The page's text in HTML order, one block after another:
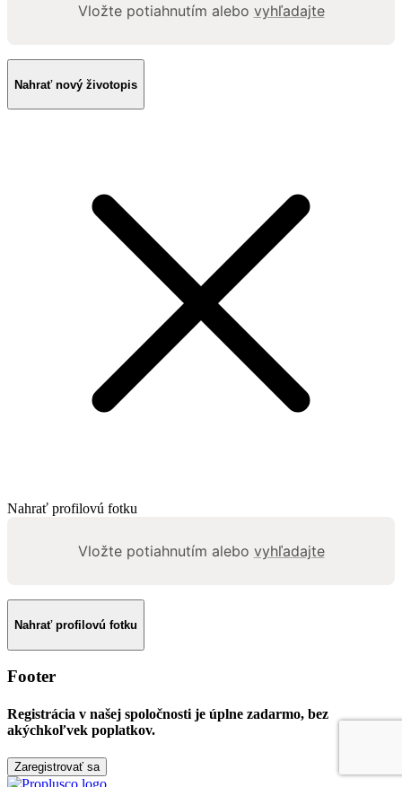
Vložte potiahnutím alebo vyhľadajte
Nahrať nový životopis
Nahrať profilovú fotku
Vložte potiahnutím alebo vyhľadajte
Nahrať profilovú fotku
Footer
Registrácia v našej spoločnosti je úplne zadarmo, bez
akýchkoľvek poplatkov.
Zaregistrovať sa